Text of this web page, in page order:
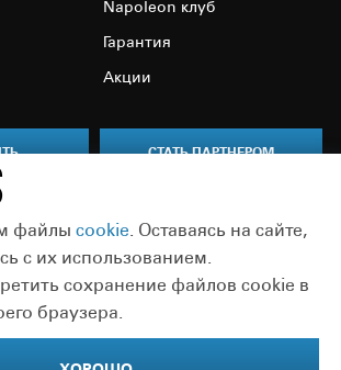
Napoleon клуб
Гарантия
Акции
СТАТЬ ПАРТНЕРОМ
Присоединяйтесь:
файлы сookie. Оставаясь на сайте,
с их использованием.
сохранение файлов cookie в
браузера.